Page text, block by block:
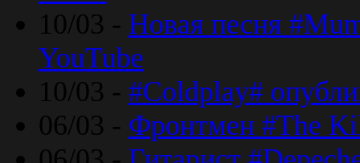
10/03 - Новая песня
YouTube
10/03 - #Coldplay#
06/03 - Фронтмен #The